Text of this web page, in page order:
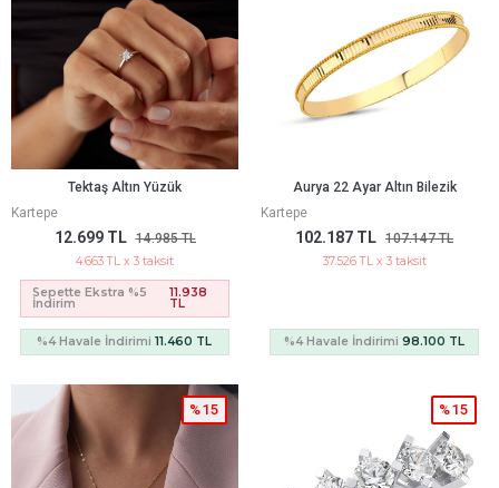
Tektaş Altın Yüzük
Kartepe
12.699 TL 14.985 TL
4.663 TL x 3 taksit
Sepette Ekstra %5
İndirim
11.938
TL
%4 Havale İndirimi11.460 TL
Aurya 22 Ayar Altın Bilezik
Kartepe
102.187 TL 107.147 TL
37.526 TL x 3 taksit
%4 Havale İndirimi 98.100 TL
%15 %15